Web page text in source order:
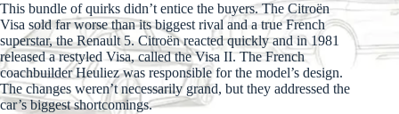
This bundle of quirks didn’t entice the buyers. The Citroën
Visa sold far worse than its biggest rival and a true French
superstar, the Renault 5. Citroën reacted quickly and in 1981
released a restyled Visa, called the Visa II. The French
coachbuilder Heuliez was responsible for the model’s design.
The changes weren’t necessarily grand, but they addressed the
car’s biggest shortcomings.